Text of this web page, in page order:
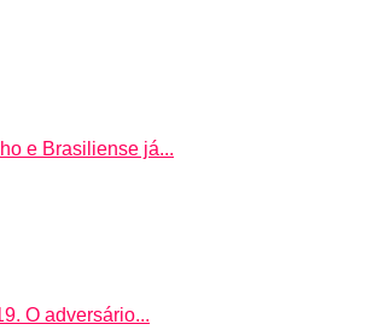
e Brasiliense já...
O adversário...